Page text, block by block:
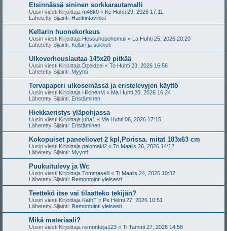
Etsinnässä sininen sorkkarautamalli
Uusin viesti Kirjoittaja m48k0 « Ke Huhti 29, 2026 17:11
Lähetetty Sijainti: Hankintavinkit
Kellarin huonekorkeus
Uusin viesti Kirjoittaja Hessuhopohemuli « La Huhti 25, 2026 20:20
Lähetetty Sijainti: Kellari ja sokkeli
Ulkoverhouslautaa 145x20 pitkää
Uusin viesti Kirjoittaja Dzeidzei « To Huhti 23, 2026 16:56
Lähetetty Sijainti: Myynti
Tervapaperi ulkoseinässä ja eristelevyjen käyttö
Uusin viesti Kirjoittaja HikinenM « Ma Huhti 20, 2026 16:24
Lähetetty Sijainti: Eristäminen
Hiekkaeristys yläpohjassa
Uusin viesti Kirjoittaja juha1 « Ma Huhti 06, 2026 17:15
Lähetetty Sijainti: Eristäminen
Kokopuiset paneeliovet 2 kpl,Porissa. mitat 183x63 cm
Uusin viesti Kirjoittaja palomaki2 « To Maalis 26, 2026 14:12
Lähetetty Sijainti: Myynti
Puukuitulevy ja Wc
Uusin viesti Kirjoittaja Tommaselli « Ti Maalis 24, 2026 10:32
Lähetetty Sijainti: Remontointi yleisesti
Teettekö itse vai tilaatteko tekijän?
Uusin viesti Kirjoittaja KathT « Pe Helmi 27, 2026 10:51
Lähetetty Sijainti: Remontointi yleisesti
Mikä materiaali?
Uusin viesti Kirjoittaja remontoija123 « Ti Tammi 27, 2026 14:58